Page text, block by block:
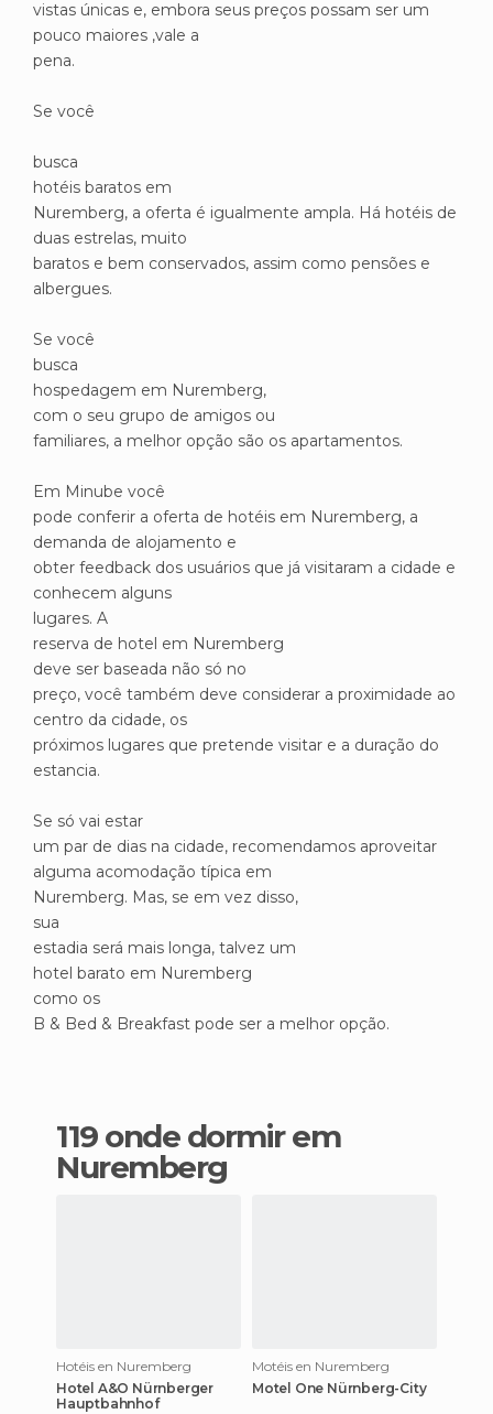
vistas únicas e, embora seus preços possam ser um
pouco maiores ,vale a
pena.
Se você
busca
hotéis baratos em
Nuremberg, a oferta é igualmente ampla. Há hotéis de
duas estrelas, muito
baratos e bem conservados, assim como pensões e
albergues.
Se você
busca
hospedagem em Nuremberg,
com o seu grupo de amigos ou
familiares, a melhor opção são os apartamentos.
Em Minube você
pode conferir a oferta de hotéis em Nuremberg, a
demanda de alojamento e
obter feedback dos usuários que já visitaram a cidade e
conhecem alguns
lugares. A
reserva de hotel em Nuremberg
deve ser baseada não só no
preço, você também deve considerar a proximidade ao
centro da cidade, os
próximos lugares que pretende visitar e a duração do
estancia.
Se só vai estar
um par de dias na cidade, recomendamos aproveitar
alguma acomodação típica em
Nuremberg. Mas, se em vez disso,
sua
estadia será mais longa, talvez um
hotel barato em Nuremberg
como os
B & Bed & Breakfast pode ser a melhor opção.
119 onde dormir em
Nuremberg
Hotéis en Nuremberg
Hotel A&O Nürnberger
Hauptbahnhof
Motéis en Nuremberg
Motel One Nürnberg-City